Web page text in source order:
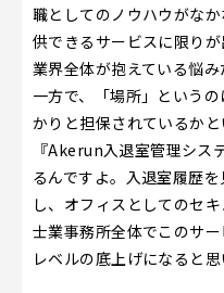
職としてのノウハウがな
供できるサービスに限り
業界全体が抱えている悩み
一方で、「場所」という
かりと担保されているかと
『Akerun入退室管理シス
るんですよ。入退室履歴
し、オフィスとしてのセ
士業事務所全体でこのサ
レベルの底上げになると思